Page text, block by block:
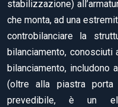
stabilizzazione)
che monta, ad una
controbilanciare la
bilanciamento,
bilanciamento, includono
(oltre alla piastra porta
prevedibile, è un